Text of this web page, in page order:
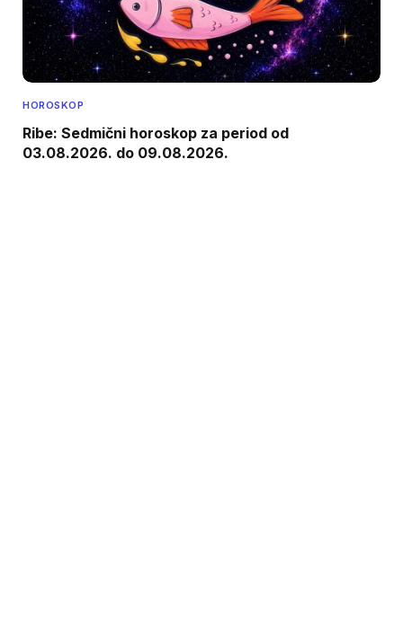
HOROSKOP
Ribe: Sedmični horoskop za period od
03.08.2026. do 09.08.2026.